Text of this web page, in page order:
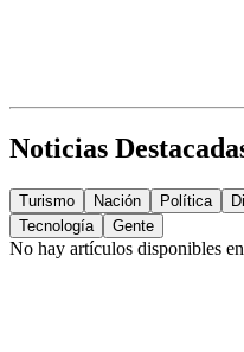
Noticias
Turismo Nación Política
Tecnología
Gente
No hay artículos disponibles